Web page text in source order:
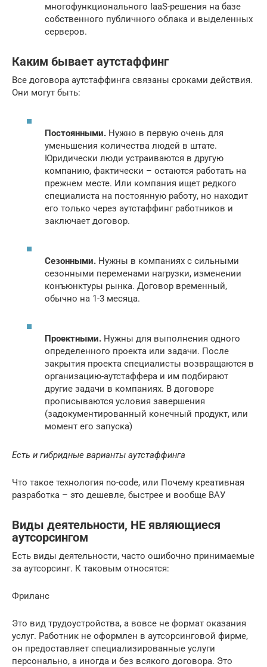
многофункционального IaaS-решения на базе
собственного публичного облака и выделенных
серверов.
Каким бывает аутстаффинг
Все договора аутстаффинга связаны сроками действия.
Они могут быть:
Постоянными. Нужно в первую очень для
уменьшения количества людей в штате.
Юридически люди устраиваются в другую
компанию, фактически – остаются работать на
прежнем месте. Или компания ищет редкого
специалиста на постоянную работу, но находит
его только через аутстаффинг работников и
заключает договор.
Сезонными. Нужны в компаниях с сильными
сезонными переменами нагрузки, изменении
конъюнктуры рынка. Договор временный,
обычно на 1-3 месяца.
Проектными. Нужны для выполнения одного
определенного проекта или задачи. После
закрытия проекта специалисты возвращаются в
организацию-аутстаффера и им подбирают
другие задачи в компаниях. В договоре
прописываются условия завершения
(задокументированный конечный продукт, или
момент его запуска)
Есть и гибридные варианты аутстаффинга
Что такое технология no-code, или Почему креативная
разработка – это дешевле, быстрее и вообще ВАУ
Виды деятельности, НЕ являющиеся
аутсорсингом
Есть виды деятельности, часто ошибочно принимаемые
за аутсорсинг. К таковым относятся:
Фриланс
Это вид трудоустройства, а вовсе не формат оказания
услуг. Работник не оформлен в аутсорсинговой фирме,
он предоставляет специализированные услуги
персонально, а иногда и без всякого договора. Это